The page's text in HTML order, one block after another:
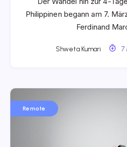
Philippinen begann am 7.
Ferdinand
Shweta Kumari 7
Remote